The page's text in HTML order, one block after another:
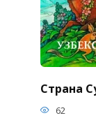
Страна
62